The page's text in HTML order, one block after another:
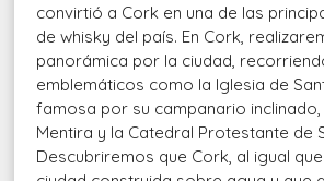
convirtió a Cork en una de las
de whisky del país. En Cork,
panorámica por la ciudad,
emblemáticos como la Iglesia de
famosa por su campanario inclinado,
Mentira y la Catedral Protestante de
Descubriremos que Cork, al igual